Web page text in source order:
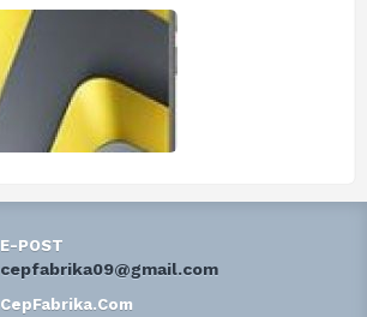
E-POST
cepfabrika09@gmail.com
CepFabrika.Com